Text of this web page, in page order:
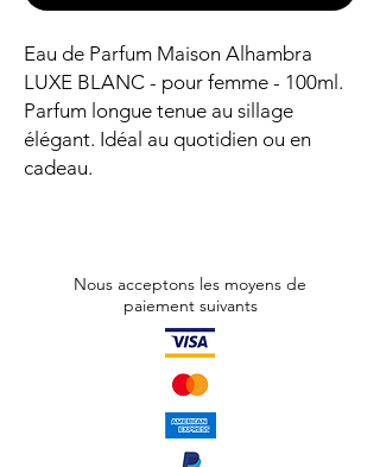
Eau de Parfum Maison Alhambra
LUXE BLANC - pour femme - 100ml.
Parfum longue tenue au sillage
élégant. Idéal au quotidien ou en
cadeau.
Nous acceptons les moyens de
paiement suivants